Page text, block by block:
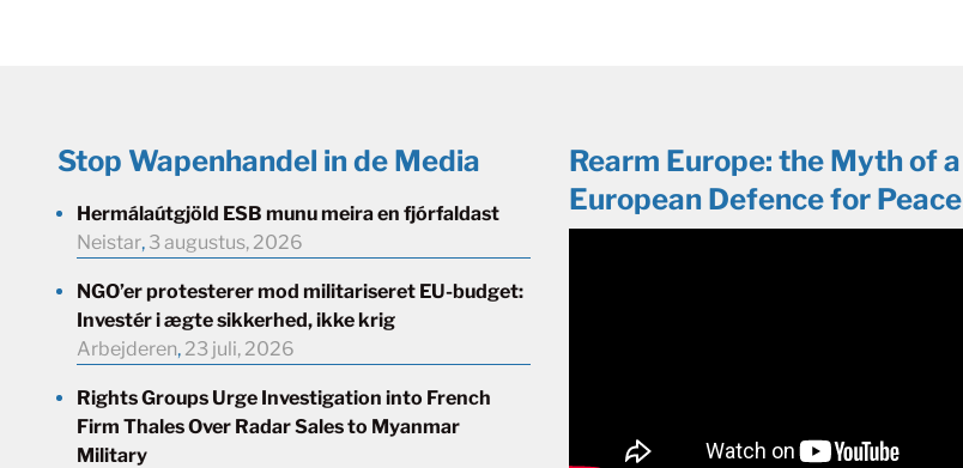
Stop Wapenhandel in de Media
Hermálaútgjöld ESB munu meira en fjórfaldast
Neistar, 3 augustus, 2026
NGO’er protesterer mod militariseret EU-budget:
Investér i ægte sikkerhed, ikke krig
Arbejderen, 23 juli, 2026
Rights Groups Urge Investigation into French
Firm Thales Over Radar Sales to Myanmar
Military
Rearm Europe: the Myth of a
European Defence for Peace